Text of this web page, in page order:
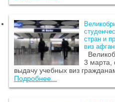
стран и
виз
3 марта,
выдачу учебных виз
Подробнее...